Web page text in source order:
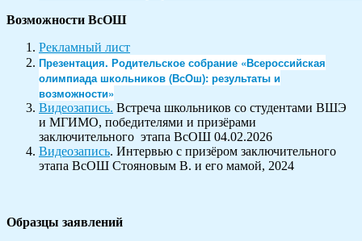
Возможности ВсОШ
Рекламный лист
Презентация. Родительское собрание «Всероссийская
олимпиада школьников (ВсОш): результаты и
возможности»
Видеозапись. Встреча школьников со студентами ВШЭ
и МГИМО, победителями и призёрами
заключительного этапа ВсОШ 04.02.2026
Видеозапись. Интервью с призёром заключительного
этапа ВсОШ Стояновым В. и его мамой, 2024
Образцы заявлений